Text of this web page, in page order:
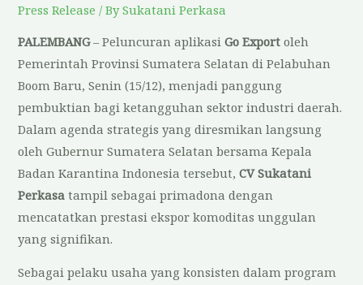
Press Release / BySukatani Perkasa
PALEMBANG– Peluncuran aplikasiGo Export oleh
Pemerintah Provinsi Sumatera Selatan di Pelabuhan
Boom Baru, Senin (15/12), menjadi panggung
pembuktian bagi ketangguhan sektor industri daerah.
Dalam agenda strategis yang diresmikan langsung
oleh Gubernur Sumatera Selatan bersama Kepala
Badan Karantina Indonesia tersebut,CV Sukatani
Perkasa tampil sebagai primadona dengan
mencatatkan prestasi ekspor komoditas unggulan
yang signifikan.
Sebagai pelaku usaha yang konsisten dalam program